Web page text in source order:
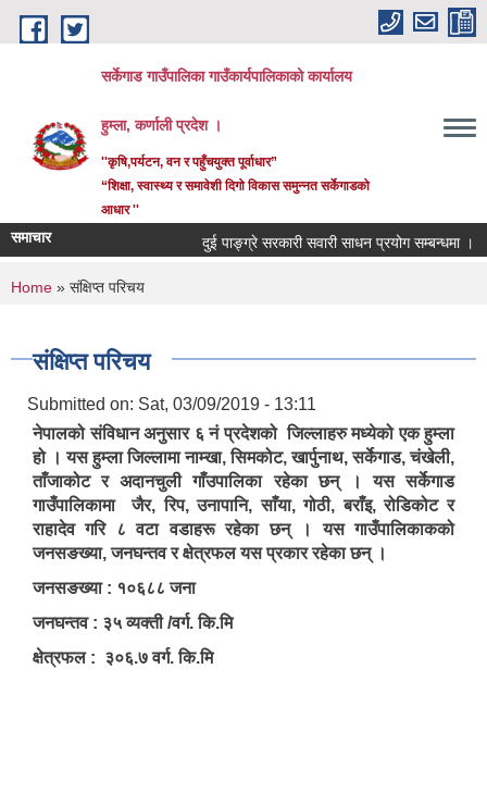
Skip to main content
सर्केगाड गाउँपालिका गाउँकार्यपालिकाको कार्यालय
हुम्ला, कर्णाली प्रदेश ।
''कृषि,पर्यटन, वन र पहुँचयुक्त पूर्वाधार”
“शिक्षा, स्वास्थ्य र समावेशी दिगो विकास समुन्नत सर्केगाडको
आधार ''
समाचार दुई पाङ्ग्रे सरकारी सवारी साधन प्रयोग सम्बन्धमा ।
You are here
Home » संक्षिप्त परिचय
संक्षिप्त परिचय
Submitted on: Sat, 03/09/2019 - 13:11
नेपालको संविधान अनुसार ६ नं प्रदेशको जिल्लाहरु मध्येको एक हुम्ला
हो । यस हुम्ला जिल्लामा नाम्खा, सिमकोट, खार्पुनाथ, सर्केगाड, चंखेली,
ताँजाकोट र अदानचुली गाँउपालिका रहेका छन् । यस सर्केगाड
गाउँपालिकामा जैर, रिप, उनापानि, साँया, गोठी, बराँइ, रोडिकोट र
राहादेव गरि ८ वटा वडाहरू रहेका छन् । यस गाउँपालिकाकको
जनसङख्या, जनघन्तव र क्षेत्रफल यस प्रकार रहेका छन् ।
जनसङख्या : १०६८८ जना
जनघन्तव : ३५ व्यक्ती /वर्ग. कि.मि
क्षेत्रफल : ३०६.७ वर्ग. कि.मि